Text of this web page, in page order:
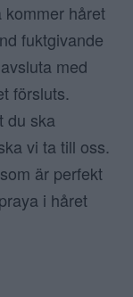
kommer håret
fuktgivande
med
försluts.
du ska
vi ta till oss.
är perfekt
i håret